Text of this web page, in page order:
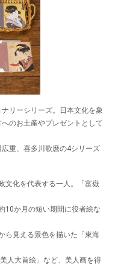
リーシリーズ。日本文化を象
のお土産やプレゼントとして
重、喜多川歌麿の4シリーズ
文化を代表する一人。「富嶽
10か月の短い期間に役者絵な
ら見える景色を描いた「東海
人大首絵」など、美人画を得